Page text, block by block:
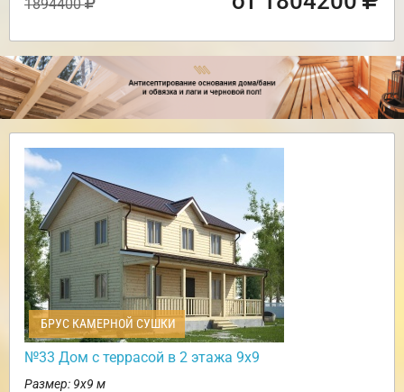
1894400
БРУС КАМЕРНОЙ СУШКИ
№33 Дом с террасой в 2 этажа 9х9
Размер: 9х9 м